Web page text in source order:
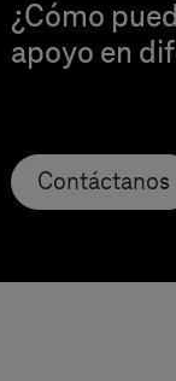
¿Cómo
apoyo en
Contáctanos